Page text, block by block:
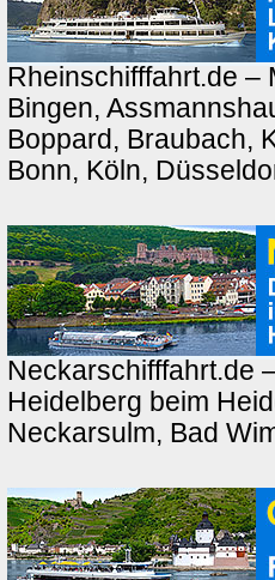
Rheinschifffahrt.de –
Bingen,
Boppard, Braubach,
Bonn, Köln,
Neckarschifffahrt.de
Heidelberg beim
Neckarsulm, Bad